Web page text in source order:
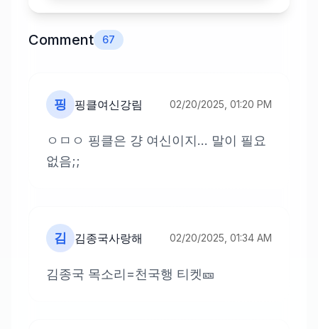
Comment 67
핑 핑클여신강림 02/20/2025, 01:20 PM
ㅇㅁㅇ 핑클은 걍 여신이지... 말이 필요
없음;;
김 김종국사랑해 02/20/2025, 01:34 AM
김종국 목소리=천국행 티켓🎫